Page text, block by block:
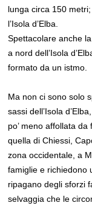
lunga circa 150
l’Isola d’Elba.
Spettacolare anche
a nord dell’Isola
formato da un istmo.
Ma non ci sono solo
sassi dell’Isola
po’ meno affollata
quella di Chiessi,
zona occidentale, a
famiglie e richiedono
ripagano degli sforzi
selvaggia che le